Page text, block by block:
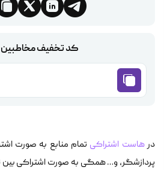
کد تخفیف مخاطبین
درهاست اشتراکی تمام منابع به صورت
پردازشگر، و… همگی به صورت اشتراکی بین